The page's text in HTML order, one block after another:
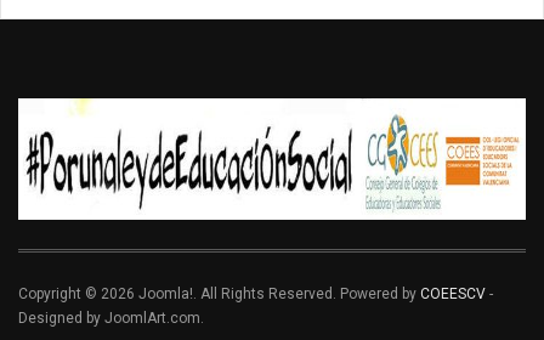
Copyright © 2026 Joomla!. All Rights Reserved. Powered by COEESCV -
Designed by JoomlArt.com.